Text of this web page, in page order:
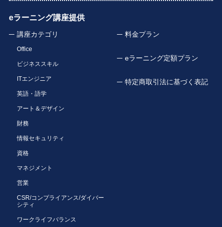
eラーニング講座提供
講座カテゴリ
Office
ビジネススキル
ITエンジニア
英語・語学
アート＆デザイン
財務
情報セキュリティ
資格
マネジメント
営業
CSR/コンプライアンス/ダイバー
シティ
ワークライフバランス
料金プラン
eラーニング定額プラン
特定商取引法に基づく表記